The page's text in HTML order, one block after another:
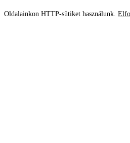
Oldalainkon HTTP-sütiket használunk.